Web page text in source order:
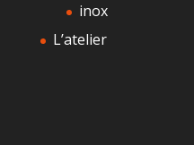
inox
L’atelier